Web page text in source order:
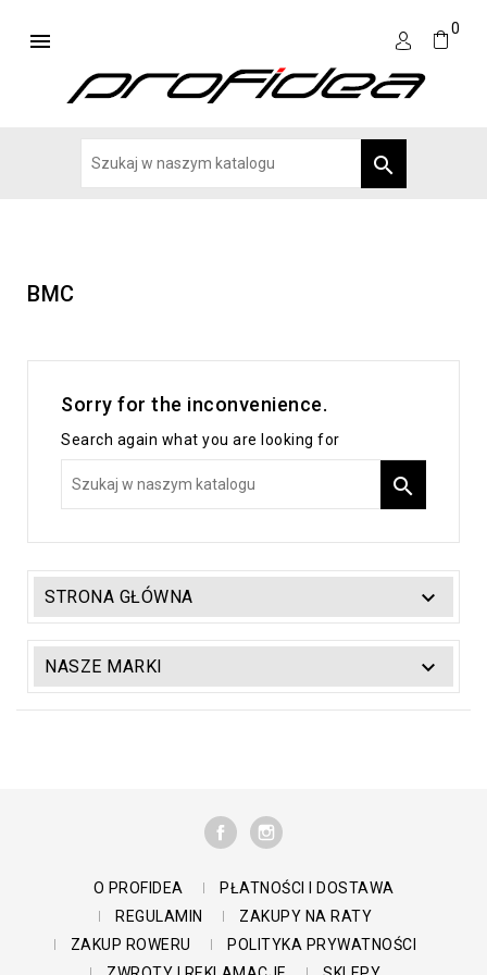
 0

BMC
Sorry for the inconvenience.
Search again what you are looking for

STRONA GŁÓWNA 
NASZE MARKI 
FACEBOOKINSTAGRAM
O PROFIDEA
PŁATNOŚCI I DOSTAWA
REGULAMIN
ZAKUPY NA RATY
ZAKUP ROWERU
POLITYKA PRYWATNOŚCI